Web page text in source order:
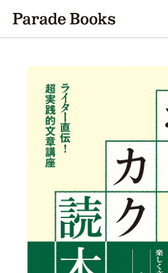
本を探す
新刊・近刊のお知らせ
おすすめ！この一冊。
エッセイ・詩・ノンフィクション
趣味・カルチャー